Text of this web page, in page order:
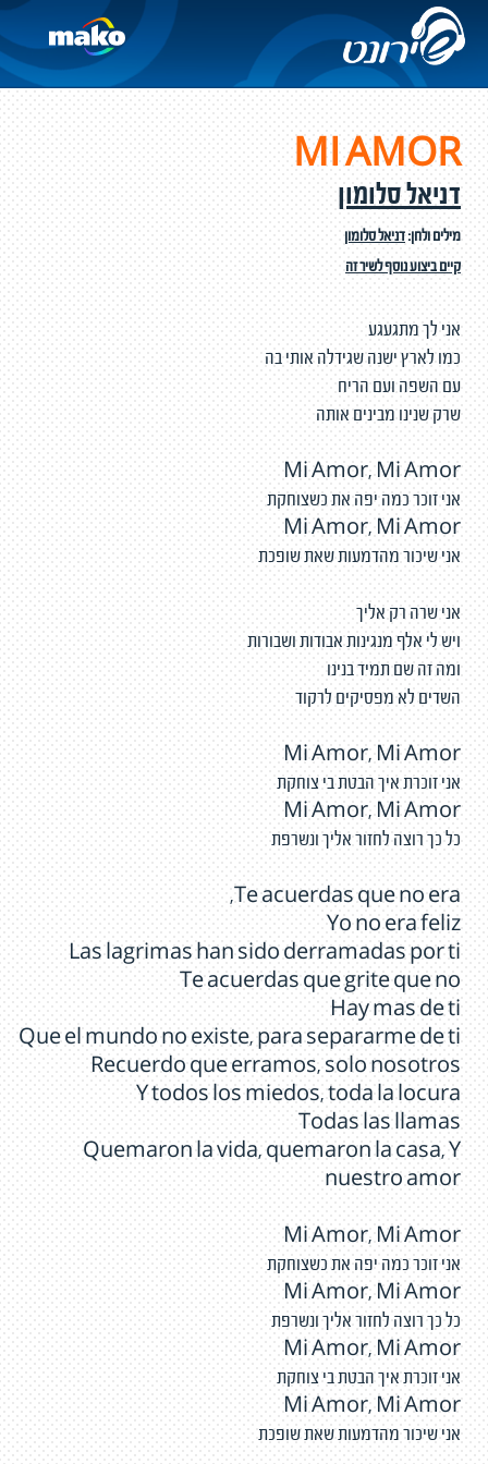
MI AMOR
דניאל סלומון
מילים ולחן:דניאל סלומון
קיים ביצוע נוסף לשיר זה
אני לך מתגעגע
כמו לארץ ישנה שגידלה אותי בה
עם השפה ועם הריח
שרק שנינו מבינים אותה
Mi Amor, Mi Amor
אני זוכר כמה יפה את כשצוחקת
Mi Amor, Mi Amor
אני שיכור מהדמעות שאת שופכת
אני שרה רק אליך
ויש לי אלף מנגינות אבודות ושבורות
ומה זה שם תמיד בנינו
השדים לא מפסיקים לרקוד
Mi Amor, Mi Amor
אני זוכרת איך הבטת בי צוחקת
Mi Amor, Mi Amor
כל כך רוצה לחזור אליך ונשרפת
Te acuerdas que no era,
Yo no era feliz
Las lagrimas han sido derramadas por ti
Te acuerdas que grite que no
Hay mas de ti
Que el mundo no existe, para separarme de ti
Recuerdo que erramos, solo nosotros
Y todos los miedos, toda la locura
Todas las llamas
Quemaron la vida, quemaron la casa, Y
nuestro amor
Mi Amor, Mi Amor
אני זוכר כמה יפה את כשצוחקת
Mi Amor, Mi Amor
כל כך רוצה לחזור אליך ונשרפת
Mi Amor, Mi Amor
אני זוכרת איך הבטת בי צוחקת
Mi Amor, Mi Amor
אני שיכור מהדמעות שאת שופכת